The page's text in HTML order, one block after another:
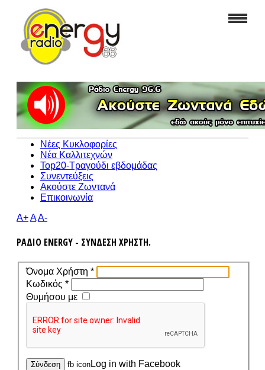
Νέες Κυκλοφορίες
Νέα Καλλιτεχνών
Top20-Τραγούδι εβδομάδας
Συνεντεύξεις
Ακούστε Ζωντανά
Επικοινωνία
A+AA-
ΡΑΔΙΟ ENERGY - ΣΥΝΔΕΣΗ ΧΡΗΣΤΗ.
Όνομα Χρήστη *
Κωδικός *
Θυμήσου με
Σύνδεση fb icon Log in with Facebook